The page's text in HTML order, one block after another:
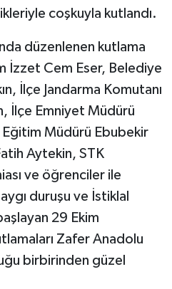
coşkuyla kutlandı.
düzenlenen kutlama
İzzet Cem Eser, Belediye
İlçe Jandarma Komutanı
İlçe Emniyet Müdürü
Müdürü Ebubekir
Aytekin, STK
ve öğrenciler ile
duruşu ve İstiklal
29 Ekim
Zafer Anadolu
birbirinden güzel